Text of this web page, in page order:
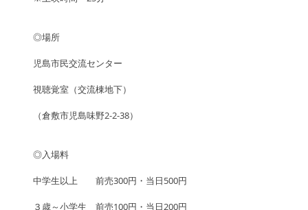
◎場所
児島市民交流センター
視聴覚室（交流棟地下）
（倉敷市児島味野2-2-38）
◎入場料
中学生以上　　前売300円・当日500円
３歳～小学生　前売100円・当日200円